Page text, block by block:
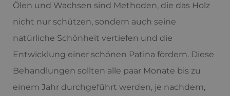
Ölen und Wachsen sind Methoden, die das Holz
nicht nur schützen, sondern auch seine
natürliche Schönheit vertiefen und die
Entwicklung einer schönen Patina fördern. Diese
Behandlungen sollten alle paar Monate bis zu
einem Jahr durchgeführt werden, je nachdem,